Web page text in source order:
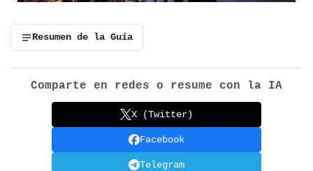
Resumen de la Guía
Comparte en redes o resume con la IA
X (Twitter)
Facebook
Telegram